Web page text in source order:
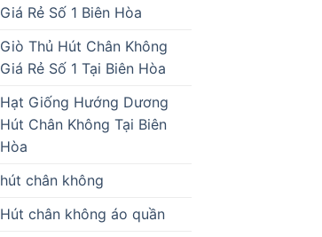
Giá Rẻ Số 1 Biên Hòa
Giò Thủ Hút Chân Không
Giá Rẻ Số 1 Tại Biên Hòa
Hạt Giống Hướng Dương
Hút Chân Không Tại Biên
Hòa
hút chân không
Hút chân không áo quần